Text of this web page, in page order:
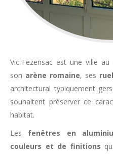
Vic-Fezensac est une ville
son arène romaine, ses
architectural typiquement
souhaitent préserver ce
habitat.
Les fenêtres en
couleurs et de finitions